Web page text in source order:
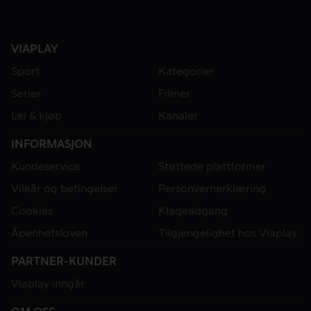
VIAPLAY
Sport
Kategorier
Serier
Filmer
Lei & kjøp
Kanaler
INFORMASJON
Kundeservice
Støttede plattformer
Vilkår og betingelser
Personvernerklæring
Cookies
Klageadgang
Åpenhetsloven
Tilgjengelighet hos Viaplay
PARTNER-KUNDER
Viaplay inngår